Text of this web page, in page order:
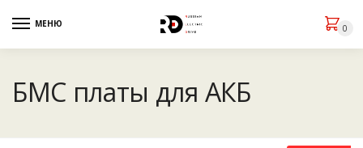
МЕНЮ 0
БМС платы для АКБ